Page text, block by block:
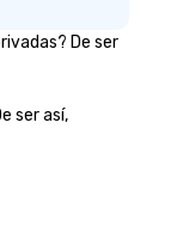
De ser
ser así,